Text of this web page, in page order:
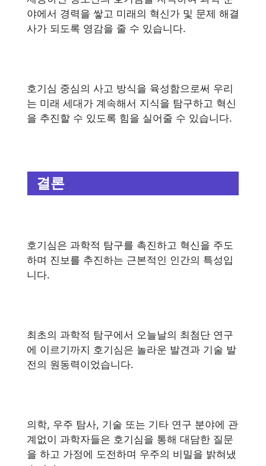
야에서 경력을 쌓고 미래의 혁신가 및 문제 해결
사가 되도록 영감을 줄 수 있습니다.
호기심 중심의 사고 방식을 육성함으로써 우리
는 미래 세대가 계속해서 지식을 탐구하고 혁신
을 추진할 수 있도록 힘을 실어줄 수 있습니다.
결론
호기심은 과학적 탐구를 촉진하고 혁신을 주도
하며 진보를 추진하는 근본적인 인간의 특성입
니다.
최초의 과학적 탐구에서 오늘날의 최첨단 연구
에 이르기까지 호기심은 놀라운 발견과 기술 발
전의 원동력이었습니다.
의학, 우주 탐사, 기술 또는 기타 연구 분야에 관
계없이 과학자들은 호기심을 통해 대담한 질문
을 하고 가정에 도전하며 우주의 비밀을 밝혀냈